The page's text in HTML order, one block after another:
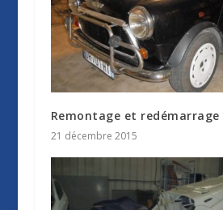
Remontage et redémarrage
21 décembre 2015